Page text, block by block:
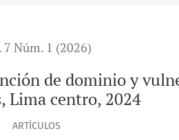
7 Núm. 1 (2026)
de dominio y
Lima centro, 2024
ARTÍCULOS